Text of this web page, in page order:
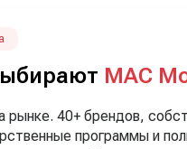
профессионал своего дела!
МАС
рынке. 40+ брендов,
программы и